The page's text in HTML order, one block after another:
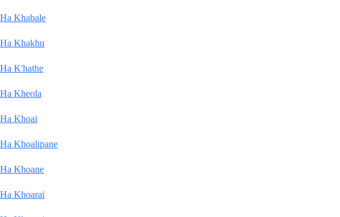
Ha Khabale
Ha Khakhu
Ha K'hathe
Ha Kheola
Ha Khoai
Ha Khoalipane
Ha Khoane
Ha Khoarai